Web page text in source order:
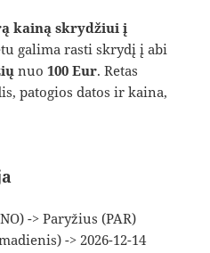
kainą skrydžiui į
galima rasti skrydį į abi
nuo100 Eur. Retas
patogios datos ir kaina,
-> Paryžius (PAR)
-> 2026-12-14